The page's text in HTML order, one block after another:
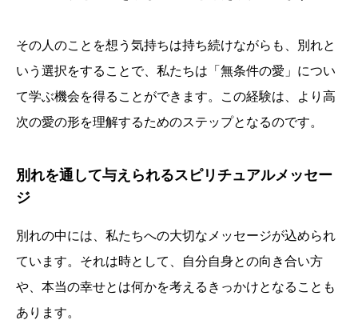
その人のことを想う気持ちは持ち続けながらも、別れと
いう選択をすることで、私たちは「無条件の愛」につい
て学ぶ機会を得ることができます。この経験は、より高
次の愛の形を理解するためのステップとなるのです。
別れを通して与えられるスピリチュアルメッセー
ジ
別れの中には、私たちへの大切なメッセージが込められ
ています。それは時として、自分自身との向き合い方
や、本当の幸せとは何かを考えるきっかけとなることも
あります。